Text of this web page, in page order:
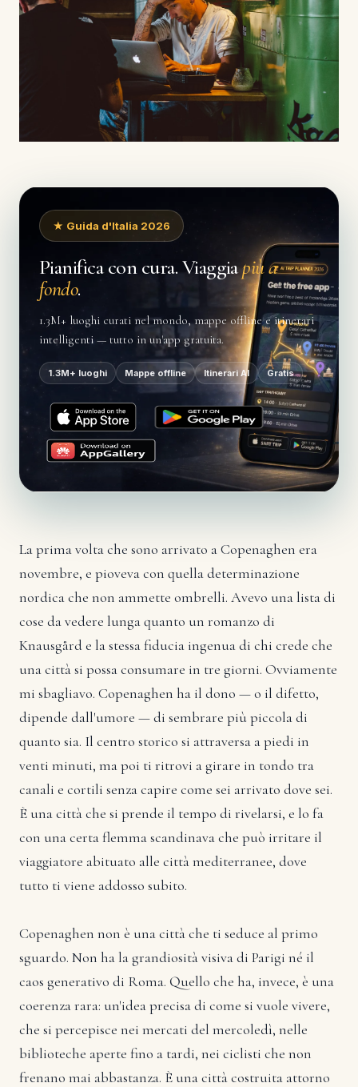
★ Guida d'Italia 2026
Pianifica con cura. Viaggiapiù a
fondo.
1.3M+ luoghi curati nel mondo, mappe offline e itinerari
intelligenti — tutto in un'app gratuita.
1.3M+ luoghi Mappe offline Itinerari AI Gratis
La prima volta che sono arrivato a Copenaghen era
novembre, e pioveva con quella determinazione
nordica che non ammette ombrelli. Avevo una lista di
cose da vedere lunga quanto un romanzo di
Knausgård e la stessa fiducia ingenua di chi crede che
una città si possa consumare in tre giorni. Ovviamente
mi sbagliavo. Copenaghen ha il dono — o il difetto,
dipende dall'umore — di sembrare più piccola di
quanto sia. Il centro storico si attraversa a piedi in
venti minuti, ma poi ti ritrovi a girare in tondo tra
canali e cortili senza capire come sei arrivato dove sei.
È una città che si prende il tempo di rivelarsi, e lo fa
con una certa flemma scandinava che può irritare il
viaggiatore abituato alle città mediterranee, dove
tutto ti viene addosso subito.
Copenaghen non è una città che ti seduce al primo
sguardo. Non ha la grandiosità visiva di Parigi né il
caos generativo di Roma. Quello che ha, invece, è una
coerenza rara: un'idea precisa di come si vuole vivere,
che si percepisce nei mercati del mercoledì, nelle
biblioteche aperte fino a tardi, nei ciclisti che non
frenano mai abbastanza. È una città costruita attorno